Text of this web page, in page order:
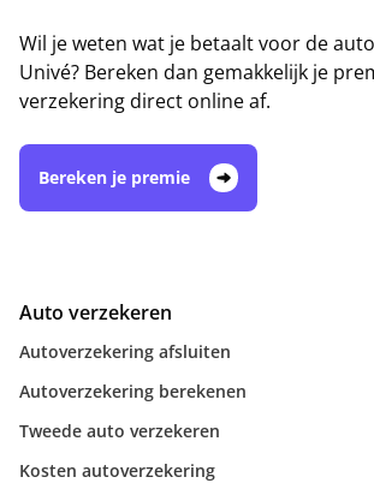
Wil je weten wat je betaalt voor de
Univé? Bereken dan gemakkelijk je
verzekering direct online af.
Bereken je premie
Auto verzekeren
Autoverzekering afsluiten
Autoverzekering berekenen
Tweede auto verzekeren
Kosten autoverzekering